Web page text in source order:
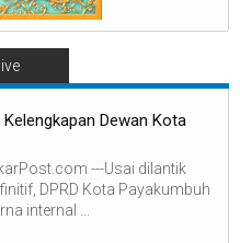
Dewan Kota
---Usai dilantik
DPRD Kota Payakumbuh
internal ...